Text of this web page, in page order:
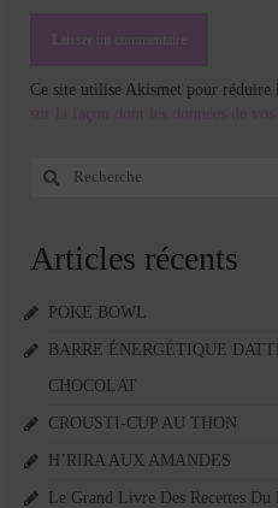
Ce site utilise Akismet pour réduire
Rechercher
Articles récents
POKE BOWL
BARRE ÉNERGÉTIQUE
CHOCOLAT
CROUSTI-CUP AU THON
H’RIRA AUX AMANDES
Le Grand Livre Des Recettes